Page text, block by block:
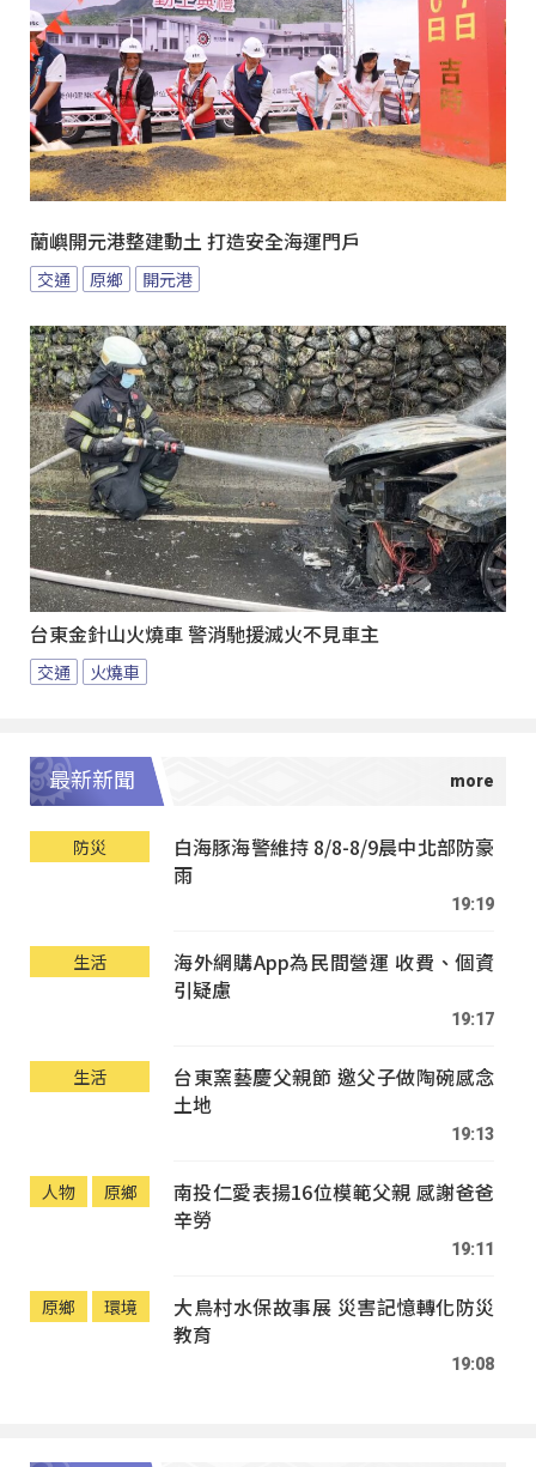
蘭嶼開元港整建動土 打造安全海運門戶
交通 原鄉 開元港
台東金針山火燒車 警消馳援滅火不見車主
交通 火燒車
最新新聞
防災
白海豚海警維持 8/8-8/9晨中北部防豪
雨
19:19
生活
海外網購App為民間營運 收費、個資
引疑慮
19:17
生活
台東窯藝慶父親節 邀父子做陶碗感念
土地
19:13
人物 原鄉
南投仁愛表揚16位模範父親 感謝爸爸
辛勞
19:11
原鄉 環境
大鳥村水保故事展 災害記憶轉化防災
教育
19:08